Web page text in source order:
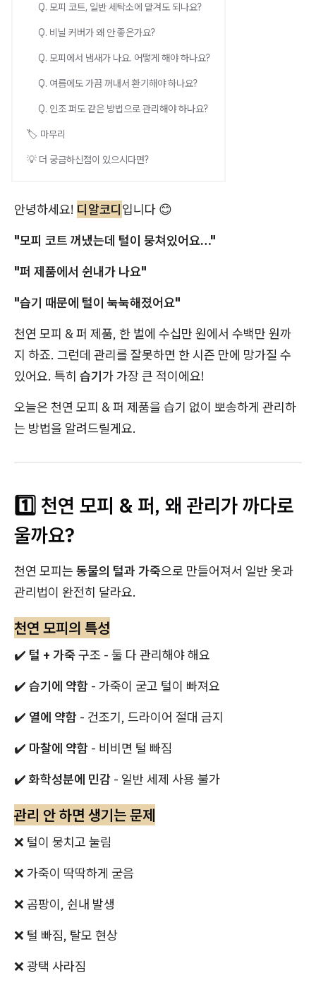
Q. 모피 코트, 일반 세탁소에 맡겨도 되나요?
Q. 비닐 커버가 왜 안 좋은가요?
Q. 모피에서 냄새가 나요. 어떻게 해야 하나요?
Q. 여름에도 가끔 꺼내서 환기해야 하나요?
Q. 인조 퍼도 같은 방법으로 관리해야 하나요?
🏷️ 마무리
💡 더 궁금하신점이 있으시다면?
안녕하세요! 디알코디입니다 😊
"모피 코트 꺼냈는데 털이 뭉쳐있어요…"
"퍼 제품에서 쉰내가 나요"
"습기 때문에 털이 눅눅해졌어요"
천연 모피 & 퍼 제품, 한 벌에 수십만 원에서 수백만 원까
지 하죠. 그런데 관리를 잘못하면 한 시즌 만에 망가질 수
있어요. 특히 습기가 가장 큰 적이에요!
오늘은 천연 모피 & 퍼 제품을 습기 없이 뽀송하게 관리하
는 방법을 알려드릴게요.
1️⃣ 천연 모피 & 퍼, 왜 관리가 까다로
울까요?
천연 모피는 동물의 털과 가죽으로 만들어져서 일반 옷과
관리법이 완전히 달라요.
천연 모피의 특성
✔️ 털 + 가죽구조 - 둘 다 관리해야 해요
✔️ 습기에 약함 - 가죽이 굳고 털이 빠져요
✔️ 열에 약함 - 건조기, 드라이어 절대 금지
✔️ 마찰에 약함 - 비비면 털 빠짐
✔️ 화학성분에 민감 - 일반 세제 사용 불가
관리 안 하면 생기는 문제
❌ 털이 뭉치고 눌림
❌ 가죽이 딱딱하게 굳음
❌ 곰팡이, 쉰내 발생
❌ 털 빠짐, 탈모 현상
❌ 광택 사라짐